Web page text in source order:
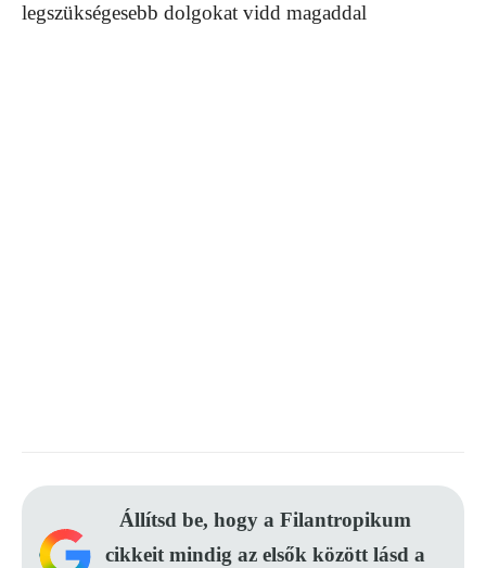
legszükségesebb dolgokat vidd magaddal
Állítsd be, hogy a Filantropikum
cikkeit mindig az elsők között lásd a